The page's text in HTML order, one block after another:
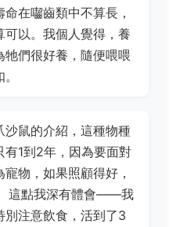
在囓齒類中不算長，
以。我個人覺得，養
們很好養，隨便喂喂
沙鼠的介紹，這種物種
1到2年，因為要面對
物，如果照顧得好，
這點我深有體會——我
別注意飲食，活到了3